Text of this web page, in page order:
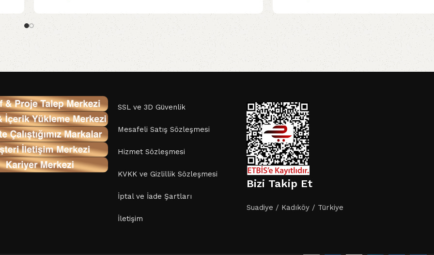
SSL ve 3D Güvenlik
Mesafeli Satış Sözleşmesi
Hizmet Sözleşmesi
KVKK ve Gizlillik Sözleşmesi
İptal ve İade Şartları
İletişim
Bizi Takip Et
Suadiye / Kadıköy / Türkiye